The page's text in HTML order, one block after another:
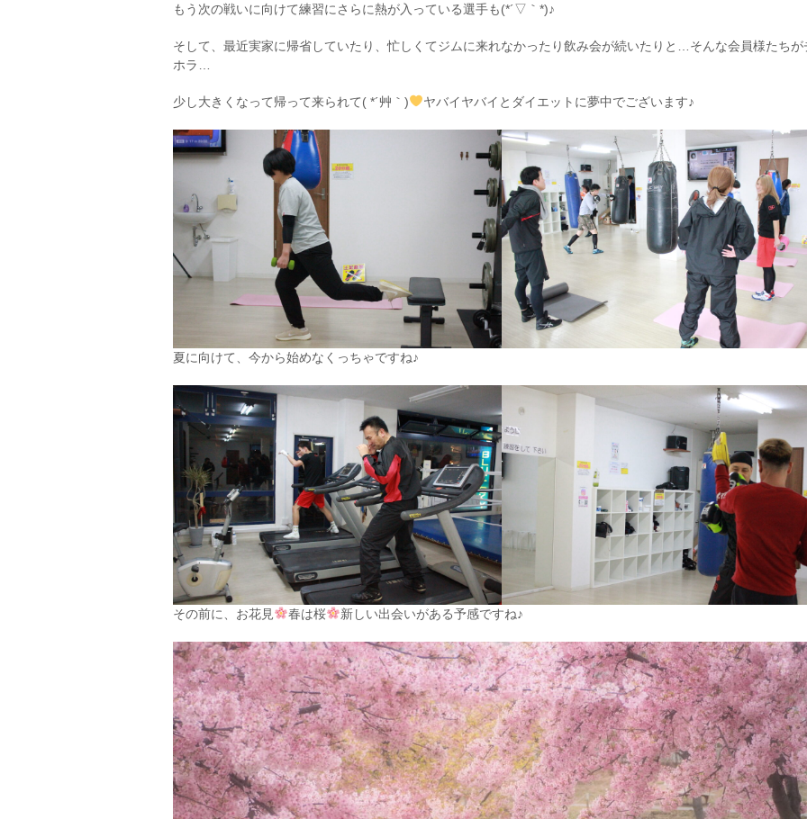
もう次の戦いに向けて練習にさらに熱が入っている選手も(*´▽｀*)♪
そして、最近実家に帰省していたり、忙しくてジムに来れなかったり飲み会が続いたりと…そんな会員様たちが
ホラ…
少し大きくなって帰って来られて( *´艸｀) ヤバイヤバイとダイエットに夢中でございます♪
夏に向けて、今から始めなくっちゃですね♪
その前に、お花見 春は桜 新しい出会いがある予感ですね♪